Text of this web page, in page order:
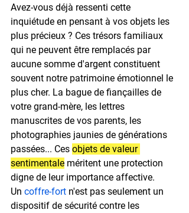
Avez-vous déjà ressenti cette
inquiétude en pensant à vos objets les
plus précieux ? Ces trésors familiaux
qui ne peuvent être remplacés par
aucune somme d'argent constituent
souvent notre patrimoine émotionnel le
plus cher. La bague de fiançailles de
votre grand-mère, les lettres
manuscrites de vos parents, les
photographies jaunies de générations
passées... Ces objets de valeur
sentimentale méritent une protection
digne de leur importance affective.
Un coffre-fort n'est pas seulement un
dispositif de sécurité contre les